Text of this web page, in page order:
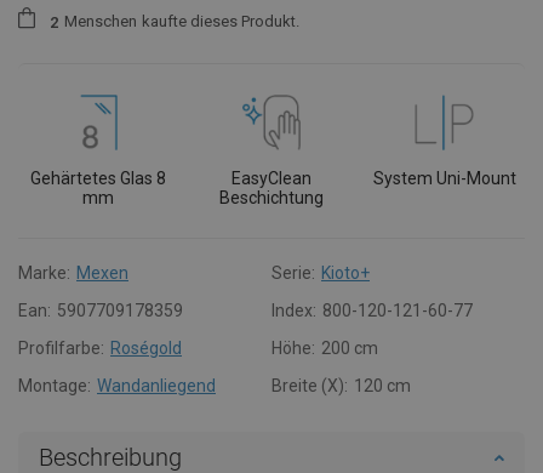
2 Menschen kaufte dieses Produkt.
Gehärtetes Glas 8
mm
EasyClean
Beschichtung
System Uni-Mount
Marke: Mexen Serie: Kioto+
Ean: 5907709178359 Index: 800-120-121-60-77
Profilfarbe: Roségold Höhe: 200 cm
Montage: Wandanliegend Breite (X): 120 cm
Beschreibung